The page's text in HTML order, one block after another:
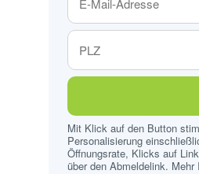
Mit Klick auf den Button
Personalisierung
Öffnungsrate, Klicks auf
über den Abmeldelink.